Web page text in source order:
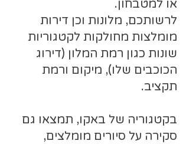
או למטבחון.
לרשותכם, מלונות וכן דירות
מומלצות מחולקות לקטגוריות
שונות כגון רמת המלון (דירוג
הכוכבים שלו), מיקום ורמת
תקציב.
בקטגוריה של באקו, תמצאו גם
סקירה על סיורים מומלצים,